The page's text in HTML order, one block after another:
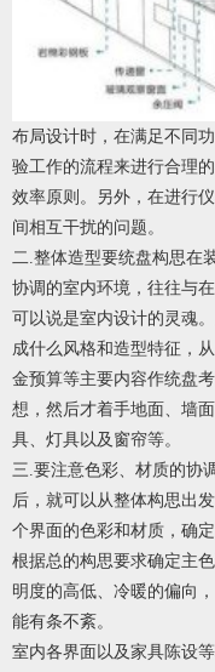
布局设计时，在满足不同
验工作的流程来进行合理
效率原则。另外，在进行
间相互干扰的问题。
二.整体造型要统盘构思在
协调的室内环境，往往与
可以说是室内设计的灵魂
成什么风格和造型特征，
金预算等主要内容作统盘
想，然后才着手地面、墙
具、灯具以及窗帘等。
三.要注意色彩、材质的协
后，就可以从整体构思出
个界面的色彩和材质，确
根据总的构思要求确定主
明度的高低、冷暖的偏向
能有条不紊。
室内各界面以及家具陈设